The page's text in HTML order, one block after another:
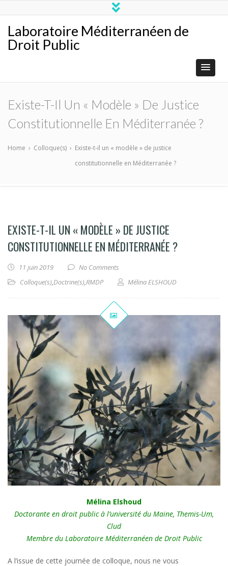
Laboratoire Méditerranéen de
Droit Public
Existe-T-Il Un « Modèle » De Justice
Constitutionnelle En Méditerranée ?
Home › Colloque(s) › Existe-t-il un « modèle » de justice
constitutionnelle en Méditerranée ?
EXISTE-T-IL UN « MODÈLE » DE JUSTICE
CONSTITUTIONNELLE EN MÉDITERRANÉE ?
11 juin 2019
No Comments
Colloque(s),Doctrine(s),RMDP Mélina ELSHOUD
Mélina Elshoud
Doctorante en droit public à l’université du Maine, Themis-Um,
Clud
Membre du Laboratoire Méditerranéen de Droit Public
A l’issue de cette journée de colloque, nous ne vous